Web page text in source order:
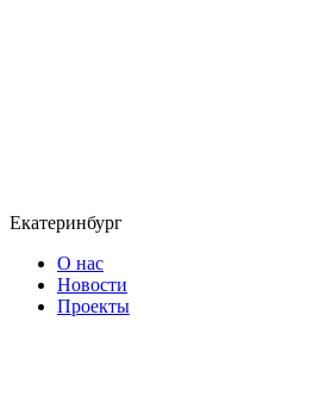
Екатеринбург
О нас
Новости
Проекты